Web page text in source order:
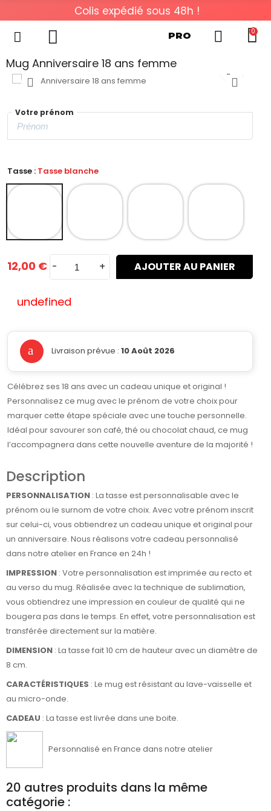
Colis expédié sous 48h !
PRO 0
Mug Anniversaire 18 ans femme
Votre prénom
Tasse : Tasse blanche
12,00 € - + AJOUTER AU PANIER
undefined
Livraison prévue : 10 Août 2026
Célébrez ses 18 ans avec un cadeau unique et original !
Personnalisez ce mug avec le prénom de votre choix pour
marquer cette étape spéciale avec une touche personnelle.
Idéal pour savourer son café, thé ou chocolat chaud, ce mug
l’accompagnera dans cette nouvelle aventure de la majorité !
Description
PERSONNALISATION : La tasse est personnalisable avec le
prénom ou le surnom de votre choix. Avec votre prénom inscrit
sur celui-ci, vous obtiendrez un cadeau unique et original pour
un anniversaire. Nous réalisons votre cadeau personnalisé
dans notre atelier en France en 24h !
IMPRESSION : Votre personnalisation est imprimée au recto et
au verso du mug. Réalisée avec la technique de sublimation,
vous obtiendrez une impression en couleur de qualité qui ne
bougera pas dans le temps. En effet, votre personnalisation est
transférée directement sur la matière.
DIMENSION : La tasse fait 10 cm de hauteur avec un diamètre de
8 cm.
CARACTÉRISTIQUES : Le mug est résistant au lave-vaisselle et
au micro-onde.
CADEAU : La tasse est livrée dans une boite.
Personnalisé en France dans notre atelier
20 autres produits dans la même
catégorie :